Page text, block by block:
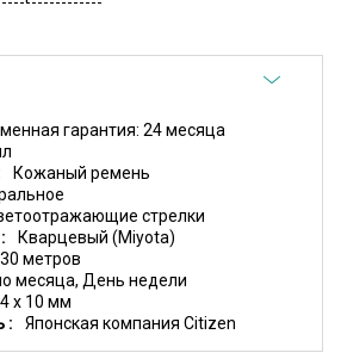
гарантия: 24 месяца
Кожаный ремень
стрелки
Кварцевый (Miyota)
30 метров
месяца, День недели
x 10 мм
Японская компания Citizen